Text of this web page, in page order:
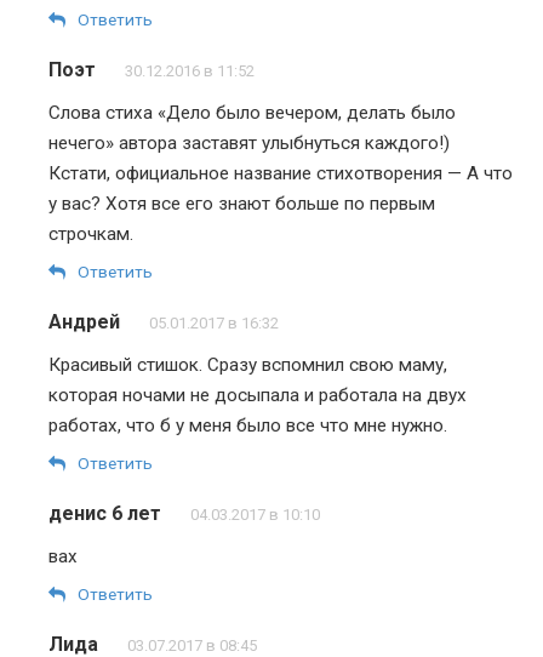
Ответить
Поэт 30.12.2016 в 11:52
Слова стиха «Дело было вечером, делать было
нечего» автора заставят улыбнуться каждого!)
Кстати, официальное название стихотворения — А что
у вас? Хотя все его знают больше по первым
строчкам.
Ответить
Андрей 05.01.2017 в 16:32
Красивый стишок. Сразу вспомнил свою маму,
которая ночами не досыпала и работала на двух
работах, что б у меня было все что мне нужно.
Ответить
денис 6 лет 04.03.2017 в 10:10
вах
Ответить
Лида 03.07.2017 в 08:45